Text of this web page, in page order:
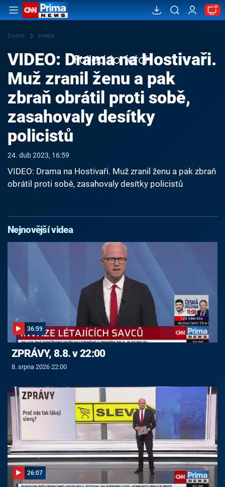
Domů Videa
Failed to fetch
VIDEO: Drama na Hostivaři.
Muž zranil ženu a pak
zbraň obrátil proti sobě,
zasahovaly desítky
policistů
24. dub 2023, 16:59
VIDEO: Drama na Hostivaři. Muž zranil ženu a pak zbraň
obrátil proti sobě, zasahovaly desítky policistů
Nejnovější videa
36:59
ZPRÁVY, 8.8. v 22:00
8. srpna 2026 22:00
26:07